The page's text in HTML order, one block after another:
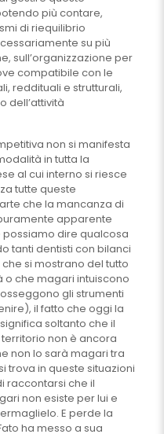
più contare,
di riequilibrio
su più
sull’organizzazione per
compatibile con le
reddituali e strutturali,
dell’attività
non si manifesta
in tutta la
al cui interno si riesce
tutte queste
che la mancanza di
apparente
possiamo dire qualcosa
tanti dentisti con bilanci
si mostrano del tutto
o che magari intuiscono
gli strumenti
il fatto che oggi la
soltanto che il
non è ancora
non lo sarà magari tra
trova in queste situazioni
raccontarsi che il
non esiste per lui e
E perde la
ha messo a sua